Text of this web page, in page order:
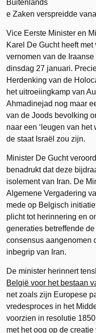
Buitenlands
e Zaken verspreidde
Vice Eerste Minister en
Karel De Gucht heeft
vernomen van de
dinsdag 27 januari.
Herdenking van de
het uitroeiingkamp van
Ahmadinejad nog maar
van de Joods bevolking
naar een ‘leugen van het
de staat Israël zou zijn.
Minister De Gucht
benadrukt dat deze
isolement van Iran. De
Algemene Vergadering
mede op Belgisch
plicht tot herinnering en
generaties betreffende
consensus aangenomen
inbegrip van Iran.
De minister herinnert
België voor het bestaan
net zoals zijn Europese
vredesproces in het
voorzien in resolutie
met het oog op de